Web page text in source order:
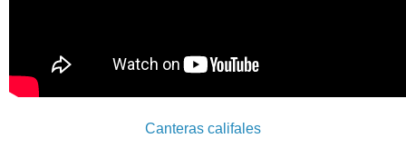
Canteras califales